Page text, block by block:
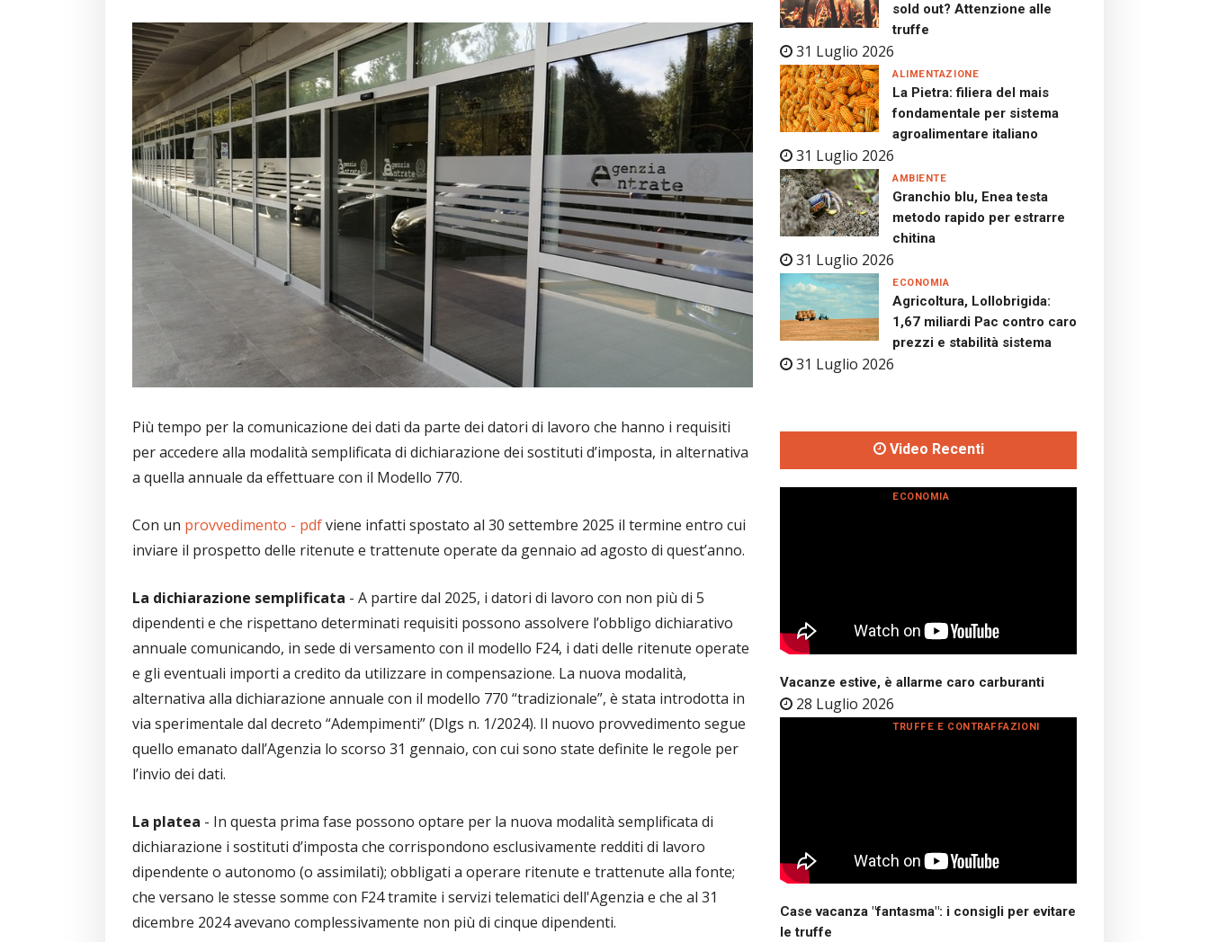
Più tempo per la comunicazione dei dati da parte dei datori di lavoro che hanno i requisiti
per accedere alla modalità semplificata di dichiarazione dei sostituti d’imposta, in alternativa
a quella annuale da effettuare con il Modello 770.
Con un provvedimento - pdfviene infatti spostato al 30 settembre 2025 il termine entro cui
inviare il prospetto delle ritenute e trattenute operate da gennaio ad agosto di quest’anno.
La dichiarazione semplificata - A partire dal 2025, i datori di lavoro con non più di 5
dipendenti e che rispettano determinati requisiti possono assolvere l’obbligo dichiarativo
annuale comunicando, in sede di versamento con il modello F24, i dati delle ritenute operate
e gli eventuali importi a credito da utilizzare in compensazione. La nuova modalità,
alternativa alla dichiarazione annuale con il modello 770 “tradizionale”, è stata introdotta in
via sperimentale dal decreto “Adempimenti” (Dlgs n. 1/2024). Il nuovo provvedimento segue
quello emanato dall’Agenzia lo scorso 31 gennaio, con cui sono state definite le regole per
l’invio dei dati.
La platea - In questa prima fase possono optare per la nuova modalità semplificata di
dichiarazione i sostituti d’imposta che corrispondono esclusivamente redditi di lavoro
dipendente o autonomo (o assimilati); obbligati a operare ritenute e trattenute alla fonte;
che versano le stesse somme con F24 tramite i servizi telematici dell'Agenzia e che al 31
dicembre 2024 avevano complessivamente non più di cinque dipendenti.
sold out? Attenzione alle
truffe
31 Luglio 2026
La Pietra: filiera del mais
fondamentale per sistema
agroalimentare italiano
31 Luglio 2026
ALIMENTAZIONE
Granchio blu, Enea testa
metodo rapido per estrarre
chitina
31 Luglio 2026
AMBIENTE
Agricoltura, Lollobrigida:
1,67 miliardi Pac contro caro
prezzi e stabilità sistema
31 Luglio 2026
ECONOMIA
Video Recenti
Vacanze estive, è allarme caro carburanti
28 Luglio 2026
ECONOMIA
Case vacanza "fantasma": i consigli per evitare
le truffe
TRUFFE E CONTRAFFAZIONI